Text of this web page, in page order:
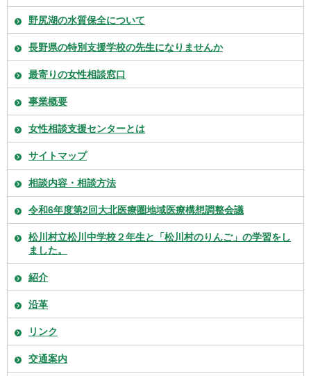
野尻湖の水質保全について
長野県の特別支援学校の先生になりませんか
最寄りの女性相談窓口
事業概要
女性相談支援センターとは
サイトマップ
相談内容・相談方法
令和6年度第2回大北医療圏地域医療構想調整会議
松川村立松川中学校２年生と「松川村のりんご」の学習をし
ました。
紹介
沿革
リンク
交通案内